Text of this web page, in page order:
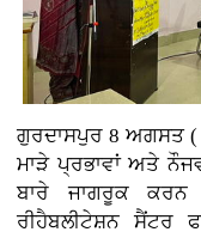
ਗੁਰਦਾਸਪੁਰ 8 ਅਗਸਤ (
ਮਾੜੇ ਪ੍ਰਭਾਵਾਂ ਅਤੇ
ਬਾਰੇ ਜਾਗਰੂਕ
ਰੀਹੈਬਲੀਟੇਸ਼ਨ